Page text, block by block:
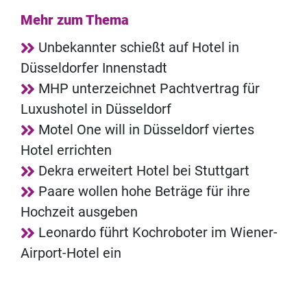
Mehr zum Thema
Unbekannter schießt auf Hotel in
Düsseldorfer Innenstadt
MHP unterzeichnet Pachtvertrag für
Luxushotel in Düsseldorf
Motel One will in Düsseldorf viertes
Hotel errichten
Dekra erweitert Hotel bei Stuttgart
Paare wollen hohe Beträge für ihre
Hochzeit ausgeben
Leonardo führt Kochroboter im Wiener-
Airport-Hotel ein